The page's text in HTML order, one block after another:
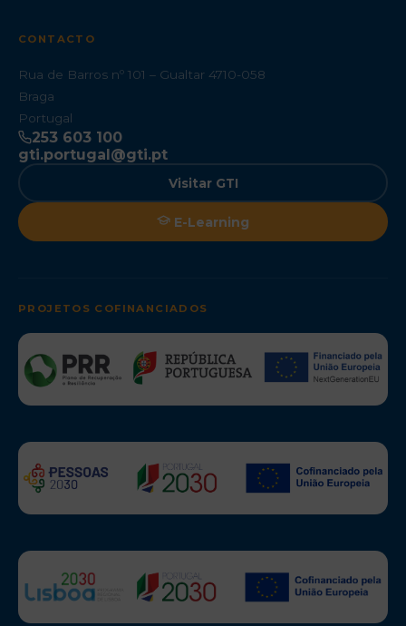
CONTACTO
Rua de Barros nº 101 – Gualtar 4710-058
Braga
Portugal
253 603 100
gti.portugal@gti.pt
Visitar GTI
E-Learning
PROJETOS COFINANCIADOS